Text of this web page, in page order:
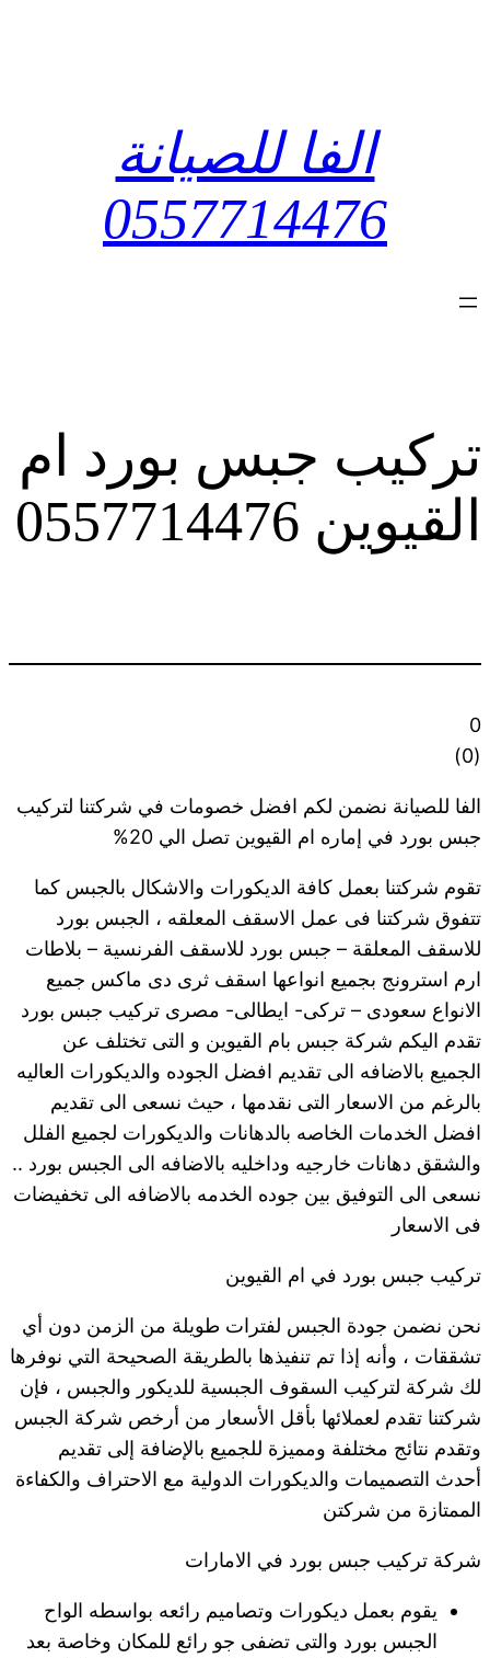
الفا للصيانة
0557714476
تركيب جبس بورد ام
القيوين 0557714476
0
(
0
)
الفا للصيانة نضمن لكم افضل خصومات في شركتنا لتركيب
جبس بورد في إماره ام القيوين تصل الي 20%
تقوم شركتنا بعمل كافة الديكورات والاشكال بالجبس كما
تتفوق شركتنا فى عمل الاسقف المعلقه ، الجبس بورد
للاسقف المعلقة – جبس بورد للاسقف الفرنسية – بلاطات
ارم استرونج بجميع انواعها اسقف ثرى دى ماكس جميع
الانواع سعودى – تركى- ايطالى- مصرى تركيب جبس بورد
تقدم اليكم شركة جبس بام القيوين و التى تختلف عن
الجميع بالاضافه الى تقديم افضل الجوده والديكورات العاليه
بالرغم من الاسعار التى نقدمها ، حيث نسعى الى تقديم
افضل الخدمات الخاصه بالدهانات والديكورات لجميع الفلل
والشقق دهانات خارجيه وداخليه بالاضافه الى الجبس بورد ..
نسعى الى التوفيق بين جوده الخدمه بالاضافه الى تخفيضات
فى الاسعار
تركيب جبس بورد في ام القيوين
نحن نضمن جودة الجبس لفترات طويلة من الزمن دون أي
تشققات ، وأنه إذا تم تنفيذها بالطريقة الصحيحة التي نوفرها
لك شركة لتركيب السقوف الجبسية للديكور والجبس ، فإن
شركتنا تقدم لعملائها بأقل الأسعار من أرخص شركة الجبس
وتقدم نتائج مختلفة ومميزة للجميع بالإضافة إلى تقديم
أحدث التصميمات والديكورات الدولية مع الاحتراف والكفاءة
الممتازة من شركتن
شركة تركيب جبس بورد في الامارات
يقوم بعمل ديكورات وتصاميم رائعه بواسطه الواح
الجبس بورد والتى تضفى جو رائع للمكان وخاصة بعد